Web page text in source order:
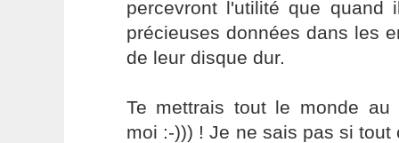
percevront l'utilité que quand
précieuses données dans les
de leur disque dur.
Te mettrais tout le monde au
moi :-))) ! Je ne sais pas si tout